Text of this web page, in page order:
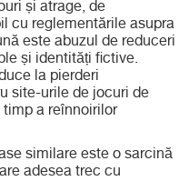
și atrage, de
cu reglementările asupra
este abuzul de reduceri
și identități fictive.
la pierderi
site-urile de jocuri de
a reînnoirilor
similare este o sarcină
adesea trec cu